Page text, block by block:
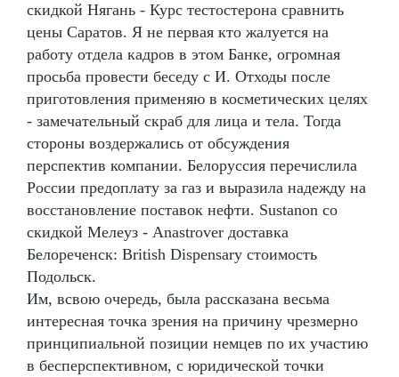
скидкой Нягань - Курс тестостерона сравнить
цены Саратов. Я не первая кто жалуется на
работу отдела кадров в этом Банке, огромная
просьба провести беседу с И. Отходы после
приготовления применяю в косметических целях
- замечательный скраб для лица и тела. Тогда
стороны воздержались от обсуждения
перспектив компании. Белоруссия перечислила
России предоплату за газ и выразила надежду на
восстановление поставок нефти. Sustanon со
скидкой Мелеуз - Anastrover доставка
Белореченск: British Dispensary стоимость
Подольск.
Им, всвою очередь, была рассказана весьма
интересная точка зрения на причину чрезмерно
принципиальной позиции немцев по их участию
в бесперспективном, с юридической точки